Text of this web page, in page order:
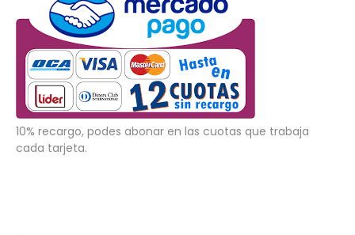
10% recargo, podes abonar en las cuotas que trabaja
cada tarjeta.